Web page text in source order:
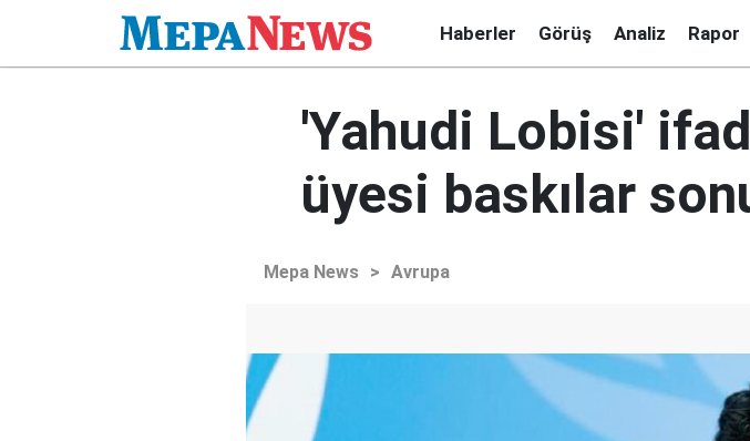
Haberler Görüş Analiz Rapor
'Yahudi Lobisi'
üyesi baskılar
Mepa News > Avrupa